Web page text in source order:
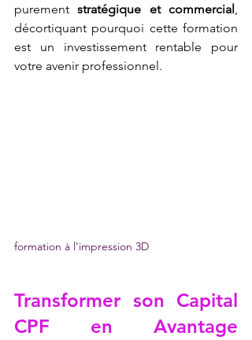
purement stratégique et commercial,
décortiquant pourquoi cette formation
est un investissement rentable pour
votre avenir professionnel.
formation à l'impression 3D
Transformer son Capital
CPF en Avantage